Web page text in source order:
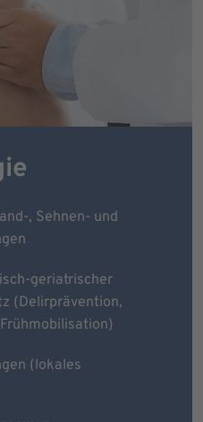
, Sehnen- und
geriatrischer
(Delirprävention,
(lokales